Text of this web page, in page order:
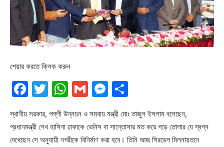
শেয়ার করতে ক্লিক করুন
Facebook
Twitter
WhatsApp
GmailMessenger
স্থানীয় সরকার, পল্লী উন্নয়ন ও সমবায় মন্ত্রী মোঃ তাজুল ইসলাম বলেছেন,
প্রধানমন্ত্রী শেখ হাসিনা ঢাকাকে ভেনিস বা সান্তোসার মত করে গড়ে তোলার যে স্বপ্ন
দেখেছেন সে অনুযায়ী নগরীকে বিনির্মাণ করা হবে। তিনি আজ সিরডেপ মিলনায়তনে